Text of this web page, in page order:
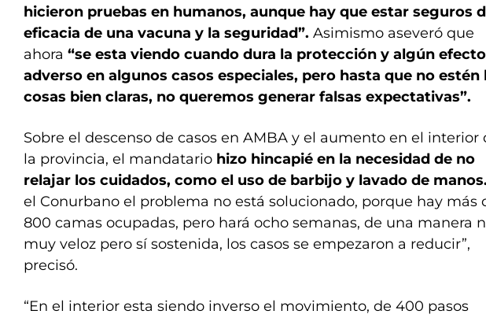
hicieron pruebas en humanos, aunque hay que estar seguros
eficacia de una vacuna y la seguridad”. Asimismo aseveró que
ahora “se esta viendo cuando dura la protección y algún efecto
adverso en algunos casos especiales, pero hasta que no estén
cosas bien claras, no queremos generar falsas expectativas”.
Sobre el descenso de casos en AMBA y el aumento en el interior
la provincia, el mandatario hizo hincapié en la necesidad de no
relajar los cuidados, como el uso de barbijo y lavado de manos.
el Conurbano el problema no está solucionado, porque hay más
800 camas ocupadas, pero hará ocho semanas, de una manera
muy veloz pero sí sostenida, los casos se empezaron a reducir”,
precisó.
“En el interior esta siendo inverso el movimiento, de 400 pasos